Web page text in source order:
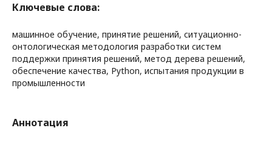
Ключевые слова:
машинное обучение, принятие решений, ситуационно-
онтологическая методология разработки систем
поддержки принятия решений, метод дерева решений,
обеспечение качества, Python, испытания продукции в
промышленности
Аннотация